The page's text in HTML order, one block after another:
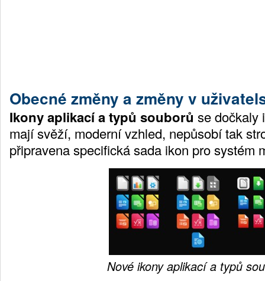
Obecné změny a změny v
Ikony aplikací a typů souborů se dočkaly
mají svěží, moderní vzhled, nepůsobí tak
připravena specifická sada ikon pro systém
Nové ikony aplikací a typů